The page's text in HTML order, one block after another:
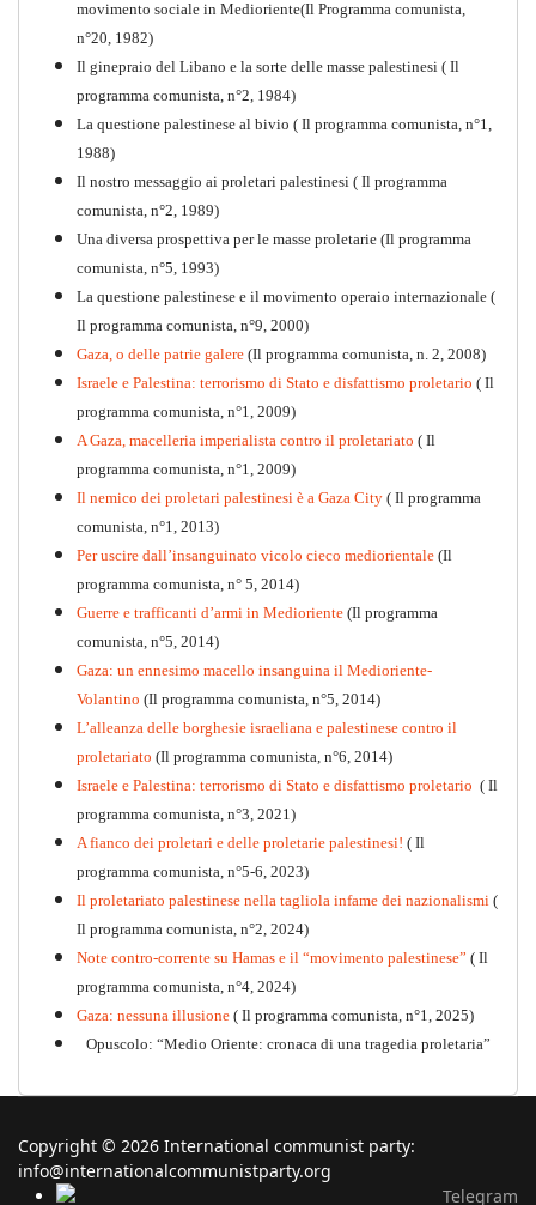
1917-2017 Ieri Oggi Domani
PDF Quaderno n°9
Per la difesa intransigente
movimento sociale in Medioriente(Il Programma comunista,
n°20, 1982)
Il ginepraio del Libano e la sorte delle masse palestinesi ( Il
programma comunista, n°2, 1984)
La questione palestinese al bivio ( Il programma comunista, n°1,
1988)
Il nostro messaggio ai proletari palestinesi ( Il programma
comunista, n°2, 1989)
Una diversa prospettiva per le masse proletarie (Il programma
comunista, n°5, 1993)
La questione palestinese e il movimento operaio internazionale (
Il programma comunista, n°9, 2000)
Gaza, o delle patrie galere (Il programma comunista, n. 2, 2008)
Israele e Palestina: terrorismo di Stato e disfattismo proletario ( Il
programma comunista, n°1, 2009)
A Gaza, macelleria imperialista contro il proletariato ( Il
programma comunista, n°1, 2009)
Il nemico dei proletari palestinesi è a Gaza City ( Il programma
comunista, n°1, 2013)
Per uscire dall’insanguinato vicolo cieco mediorientale (Il
programma comunista, n° 5, 2014)
Guerre e trafficanti d’armi in Medioriente (Il programma
comunista, n°5, 2014)
Gaza: un ennesimo macello insanguina il Medioriente-
Volantino (Il programma comunista, n°5, 2014)
L’alleanza delle borghesie israeliana e palestinese contro il
proletariato (Il programma comunista, n°6, 2014)
Israele e Palestina: terrorismo di Stato e disfattismo proletario ( Il
programma comunista, n°3, 2021)
A fianco dei proletari e delle proletarie palestinesi! ( Il
programma comunista, n°5-6, 2023)
Il proletariato palestinese nella tagliola infame dei nazionalismi (
Il programma comunista, n°2, 2024)
Note contro-corrente su Hamas e il “movimento palestinese” ( Il
programma comunista, n°4, 2024)
Gaza: nessuna illusione ( Il programma comunista, n°1, 2025)
Opuscolo: “Medio Oriente: cronaca di una tragedia proletaria”
Copyright © 2026 International communist party:
info@internationalcommunistparty.org